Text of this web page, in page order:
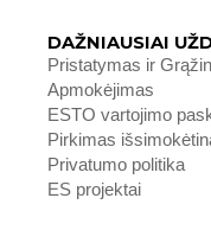
DAŽNIAUSIAI
Pristatymas ir
Apmokėjimas
ESTO vartojimo
Pirkimas
Privatumo politika
ES projektai